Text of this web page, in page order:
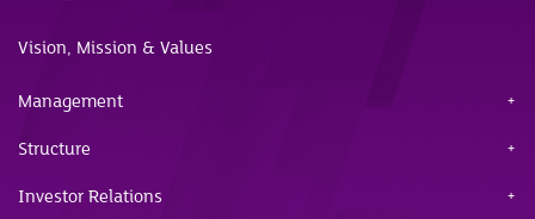
Vision, Mission & Values
Management
Structure
Investor Relations